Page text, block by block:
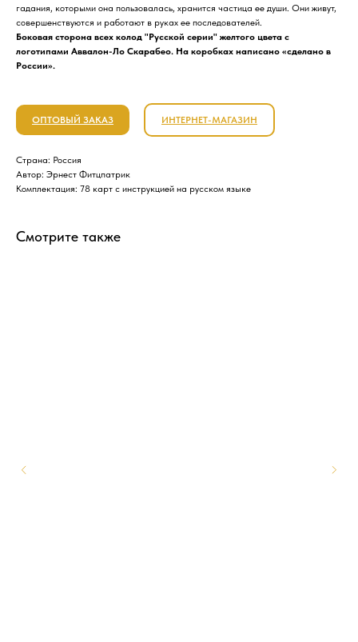
гадания, которыми она пользовалась, хранится частица ее души. Они живут,
совершенствуются и работают в руках ее последователей.
Боковая сторона всех колод "Русской серии" желтого цвета с
логотипами Аввалон-Ло Скарабео. На коробках написано «сделано в
России».
ОПТОВЫЙ ЗАКАЗ ИНТЕРНЕТ-МАГАЗИН
Страна: Россия
Автор: Эрнест Фитцпатрик
Комплектация: 78 карт с инструкцией на русском языке
Смотрите также